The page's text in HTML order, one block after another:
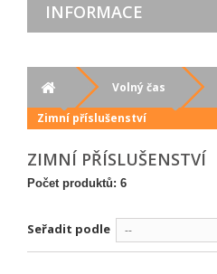
INFORMACE
Volný čas
Zimní příslušenství
ZIMNÍ PŘÍSLUŠENSTVÍ
Počet produktů: 6
Seřadit podle --